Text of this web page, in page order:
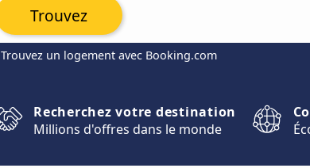
Trouvez un logement avec Booking.com
Trouvez
Recherchez votre destination
Millions d'offres dans le monde